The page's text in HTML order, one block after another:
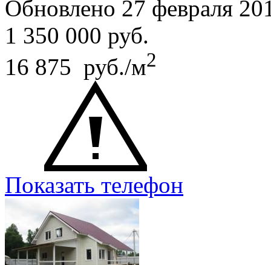
Обновлено 27 февраля
1 350 000 руб.
16 875 руб./м2
Показать телефон